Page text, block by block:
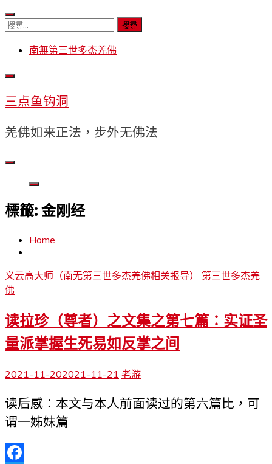
Skip
to
content
搜
南無第三世多杰羌佛
三点鱼钩洞
羌佛如来正法，步外无佛法
標籤:金刚经
Home
义云高大师（南无第三世多杰羌佛相关报导）
第三世多杰羌
佛
读拉珍（尊者）之文集之第七篇：实证圣
量派掌握生死易如反掌之间
2021-11-202021-11-21 老游
读后感：本文与本人前面读过的第六篇比，可
谓一姊妹篇